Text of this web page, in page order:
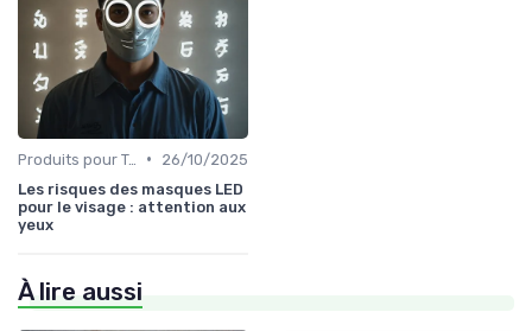
Produits pour Types de Peau •
26/10/2025
Les risques des masques LED
pour le visage : attention aux
yeux
À lire aussi